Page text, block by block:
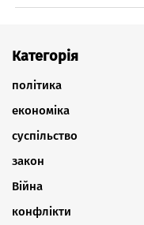
Категорія
політика
економіка
суспільство
закон
Війна
конфлікти